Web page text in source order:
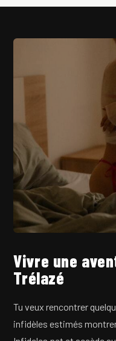
Vivre une
Trélazé
Tu veux rencontrer
infidèles estimés